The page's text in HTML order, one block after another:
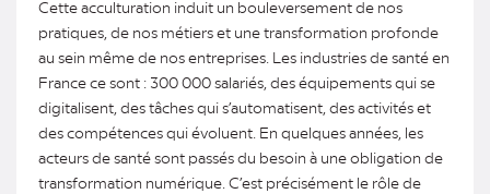
Cette acculturation induit un bouleversement de nos
pratiques, de nos métiers et une transformation profonde
au sein même de nos entreprises. Les industries de santé en
France ce sont : 300 000 salariés, des équipements qui se
digitalisent, des tâches qui s’automatisent, des activités et
des compétences qui évoluent. En quelques années, les
acteurs de santé sont passés du besoin à une obligation de
transformation numérique. C’est précisément le rôle de